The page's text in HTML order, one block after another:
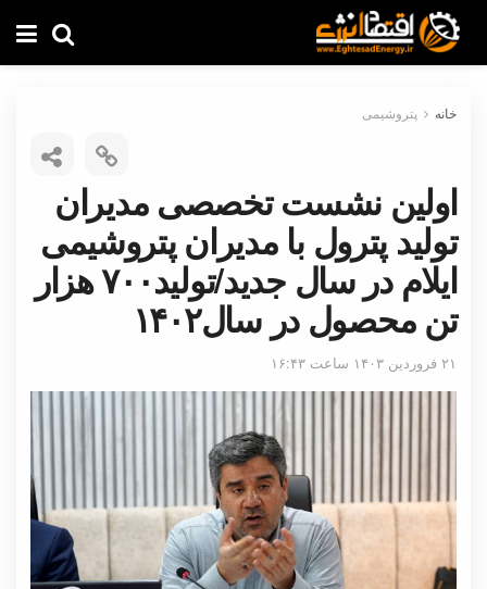
خانه پتروشیمی
اولین نشست تخصصی مدیران
تولید پترول با مدیران پتروشیمی
ایلام در سال جدید/تولید۷۰۰ هزار
تن محصول در سال۱۴۰۲
۲۱ فروردین ۱۴۰۳ ساعت ۱۶:۴۳